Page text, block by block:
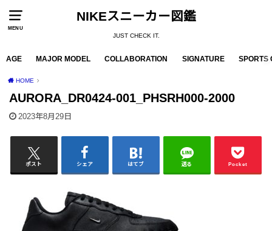
MENU
NIKEスニーカー図鑑
JUST CHECK IT.
AGE MAJOR MODEL COLLABORATION SIGNATURE SPORTS
HOME
AURORA_DR0424-001_PHSRH000-2000
2023年8月29日
ポスト シェア はてブ 送る Pocket